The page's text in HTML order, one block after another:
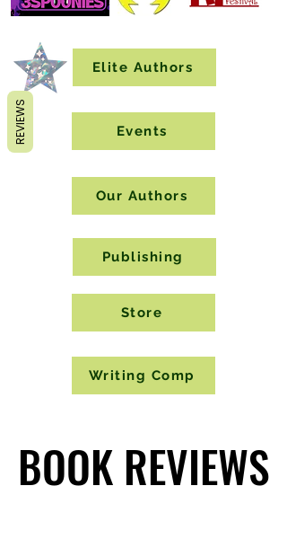
Elite Authors
Events
Our Authors
Publishing
Store
Writing Comp
BOOK REVIEWS
BOOK REVIEWS
REVIEWS